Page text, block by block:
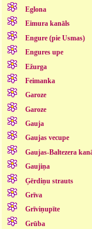
Eglona
Eimura kanāls
Engure (pie Usmas)
Engures upe
Ežurga
Feimanka
Garoze
Garoze
Gauja
Gaujas vecupe
Gaujas-Baltezera
Gaujiņa
Ģērdiņu strauts
Grīva
Grīviņupīte
Grūba